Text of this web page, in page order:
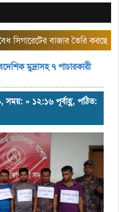
বাজার তৈরি করছে এরিয়া
মুদ্রাসহ ৭ পাচারকারী
» ১২:১৬ পূর্বাহ্ণ, পঠিত: